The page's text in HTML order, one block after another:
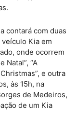
contará com duas
Kia em
onde ocorrem
Natal”, “A
e outra
às 15h, na
de Medeiros,
de um Kia